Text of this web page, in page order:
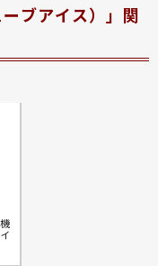
ブアイス）」関